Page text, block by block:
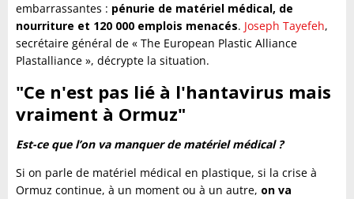
embarrassantes : pénurie de matériel médical, de
nourriture et 120 000 emplois menacés. Joseph Tayefeh,
secrétaire général de « The European Plastic Alliance
Plastalliance », décrypte la situation.
"Ce n'est pas lié à l'hantavirus mais
vraiment à Ormuz"
Est-ce que l’on va manquer de matériel médical ?
Si on parle de matériel médical en plastique, si la crise à
Ormuz continue, à un moment ou à un autre, on va